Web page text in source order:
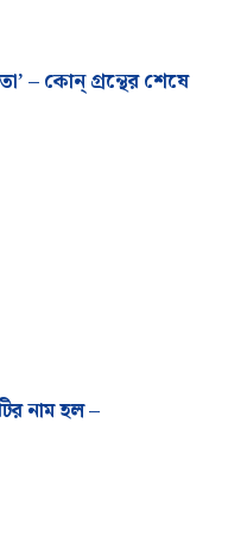
– কোন্ গ্রন্থের শেষে
নাম হল –